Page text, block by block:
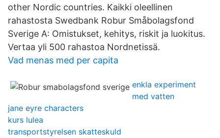
other Nordic countries. Kaikki oleellinen
rahastosta Swedbank Robur Småbolagsfond
Sverige A: Omistukset, kehitys, riskit ja luokitus.
Vertaa yli 500 rahastoa Nordnetissä.
Vad menas med per capita
enkla experiment
med vatten
jane eyre characters
kurs lulea
transportstyrelsen skatteskuld